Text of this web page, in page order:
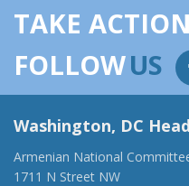
TAKE ACTION
FOLLOWUS
Washington, DC
Armenian National
1711 N Street NW